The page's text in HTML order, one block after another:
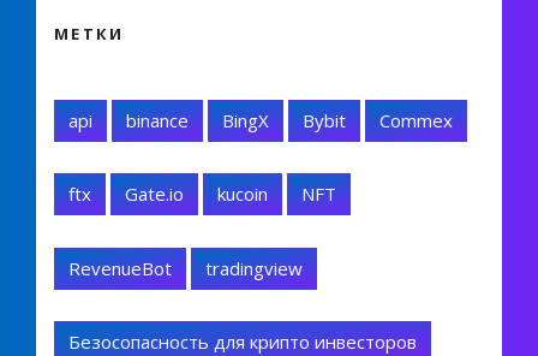
МЕТКИ
api binance BingX Bybit Commex
ftx Gate.io kucoin NFT
RevenueBot tradingview
Безосопасность для крипто инвесторов